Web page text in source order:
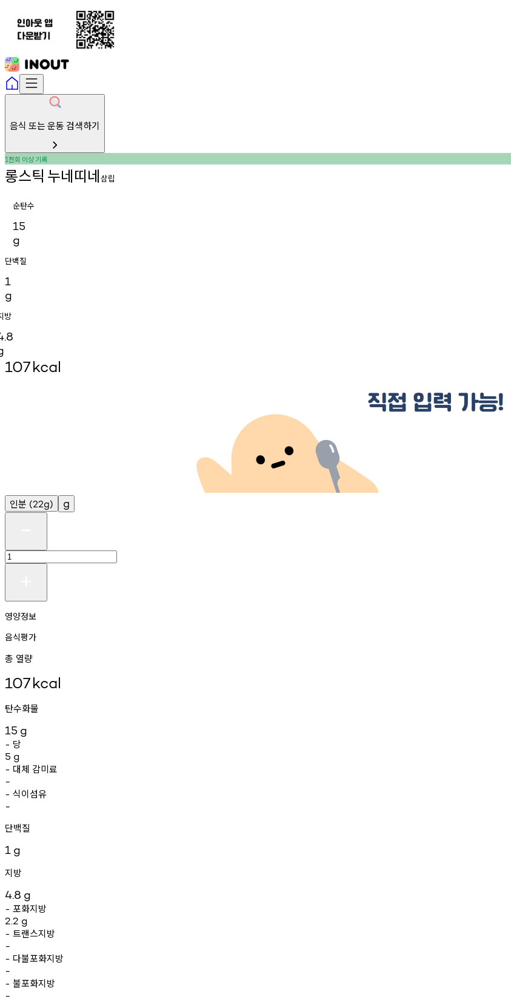
음식 또는 운동 검색하기
1천회 이상기록
롱스틱 누네띠네삼립
순탄수
15
g
단백질
1
g
방
107kcal
인분 (22g) g
영양정보
음식평가
총 열량
107kcal
탄수화물
15 g
- 당
5 g
- 대체 감미료
-
- 식이섬유
-
단백질
1 g
지방
4.8 g
- 포화지방
2.2 g
- 트랜스지방
-
- 다불포화지방
-
- 불포화지방
-